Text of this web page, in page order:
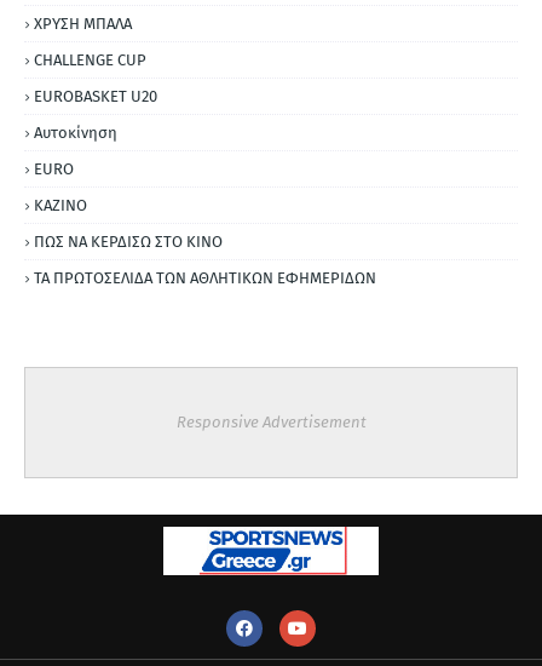
ΧΡΥΣΗ ΜΠΑΛΑ
CHALLENGE CUP
EUROBASKET U20
Αυτοκίνηση
ΕURO
ΚΑΖΙΝΟ
ΠΩΣ ΝΑ ΚΕΡΔΙΣΩ ΣΤΟ ΚΙΝΟ
ΤΑ ΠΡΩΤΟΣΕΛΙΔΑ ΤΩΝ ΑΘΛΗΤΙΚΩΝ ΕΦΗΜΕΡΙΔΩΝ
Responsive Advertisement